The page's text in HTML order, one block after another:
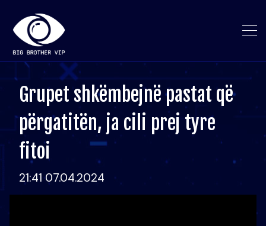
Grupet shkëmbejnë pastat që
përgatitën, ja cili prej tyre
fitoi
21:41 07.04.2024